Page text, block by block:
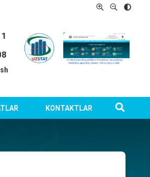
KONTAKTLAR